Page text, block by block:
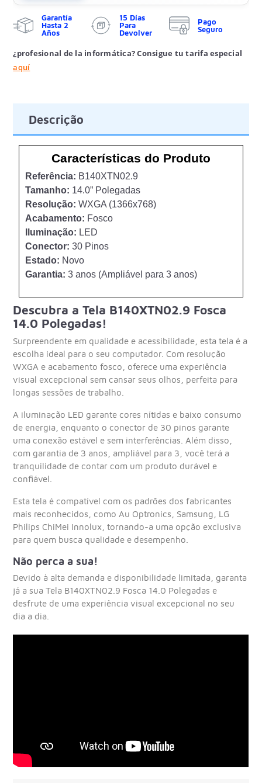
Garantía
Hasta 2
Años
15 Días
Para
Devolver
Pago
Seguro
¿profesional de la informática? Consigue tu tarifa especial
aquí
Descrição
Características do Produto
Referência: B140XTN02.9
Tamanho: 14.0” Polegadas
Resolução: WXGA (1366x768)
Acabamento: Fosco
Iluminação: LED
Conector: 30 Pinos
Estado: Novo
Garantia: 3 anos (Ampliável para 3 anos)
Descubra a Tela B140XTN02.9 Fosca
14.0 Polegadas!
Surpreendente em qualidade e acessibilidade, esta tela é a
escolha ideal para o seu computador. Com resolução
WXGA e acabamento fosco, oferece uma experiência
visual excepcional sem cansar seus olhos, perfeita para
longas sessões de trabalho.
A iluminação LED garante cores nítidas e baixo consumo
de energia, enquanto o conector de 30 pinos garante
uma conexão estável e sem interferências. Além disso,
com garantia de 3 anos, ampliável para 3, você terá a
tranquilidade de contar com um produto durável e
confiável.
Esta tela é compatível com os padrões dos fabricantes
mais reconhecidos, como Au Optronics, Samsung, LG
Philips ChiMei Innolux, tornando-a uma opção exclusiva
para quem busca qualidade e desempenho.
Não perca a sua!
Devido à alta demanda e disponibilidade limitada, garanta
já a sua Tela B140XTN02.9 Fosca 14.0 Polegadas e
desfrute de uma experiência visual excepcional no seu
dia a dia.